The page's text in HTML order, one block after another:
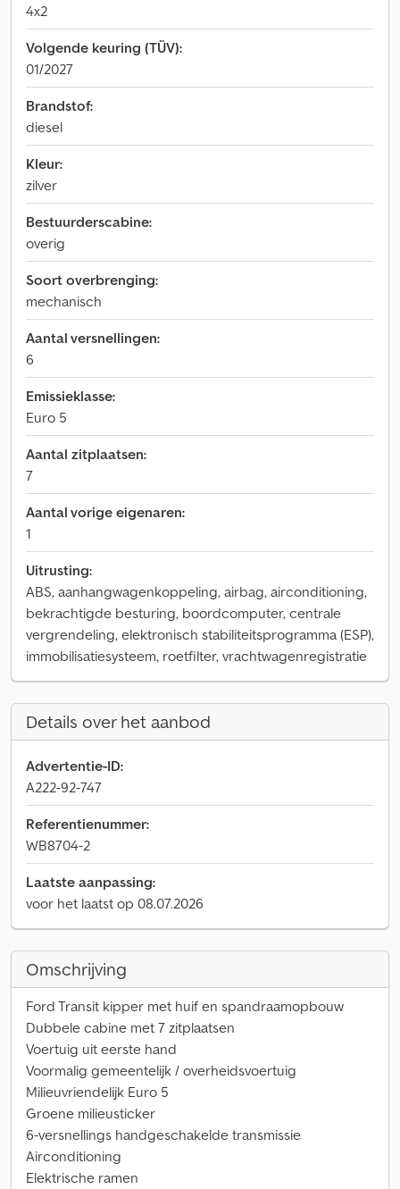
4x2
Volgende keuring (TÜV):
01/2027
Brandstof:
diesel
Kleur:
zilver
Bestuurderscabine:
overig
Soort overbrenging:
mechanisch
Aantal versnellingen:
6
Emissieklasse:
Euro 5
Aantal zitplaatsen:
7
Aantal vorige eigenaren:
1
Uitrusting:
ABS, aanhangwagenkoppeling, airbag, airconditioning,
bekrachtigde besturing, boordcomputer, centrale
vergrendeling, elektronisch stabiliteitsprogramma (ESP),
immobilisatiesysteem, roetfilter, vrachtwagenregistratie
Details over het aanbod
Advertentie-ID:
A222-92-747
Referentienummer:
WB8704-2
Laatste aanpassing:
voor het laatst op 08.07.2026
Omschrijving
Ford Transit kipper met huif en spandraamopbouw
Dubbele cabine met 7 zitplaatsen
Voertuig uit eerste hand
Voormalig gemeentelijk / overheidsvoertuig
Milieuvriendelijk Euro 5
Groene milieusticker
6-versnellings handgeschakelde transmissie
Airconditioning
Elektrische ramen